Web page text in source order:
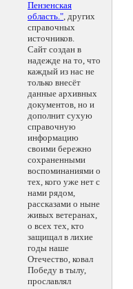
Пензенская
область.", других
справочных
источников.
Сайт создан в
надежде на то, что
каждый из нас не
только внесёт
данные архивных
документов, но и
дополнит сухую
справочную
информацию
своими бережно
сохраненными
воспоминаниями о
тех, кого уже нет с
нами рядом,
рассказами о ныне
живых ветеранах,
о всех тех, кто
защищал в лихие
годы наше
Отечество, ковал
Победу в тылу,
прославлял